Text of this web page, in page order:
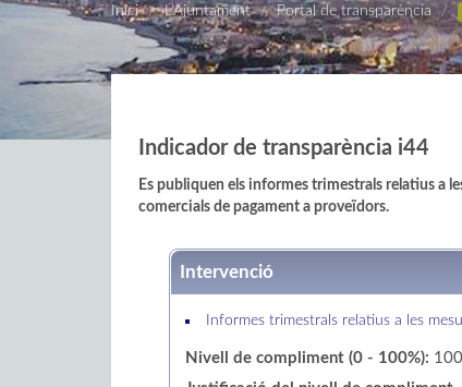
Inici L'Ajuntament Portal de transparència
Indicador de transparència i44
Es publiquen els informes trimestrals relatius a
comercials de pagament a proveïdors.
Intervenció
Informes trimestrals relatius a les
Nivell de compliment (0 - 100%):